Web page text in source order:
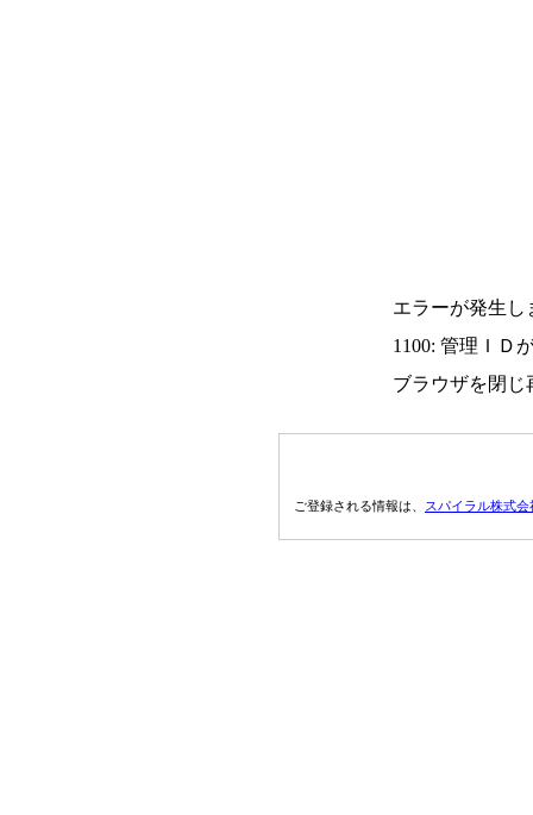
エラーが発生し
1100: 管理ＩＤ
ブラウザを閉じ
ご登録される情報は、 スパイラル株式会